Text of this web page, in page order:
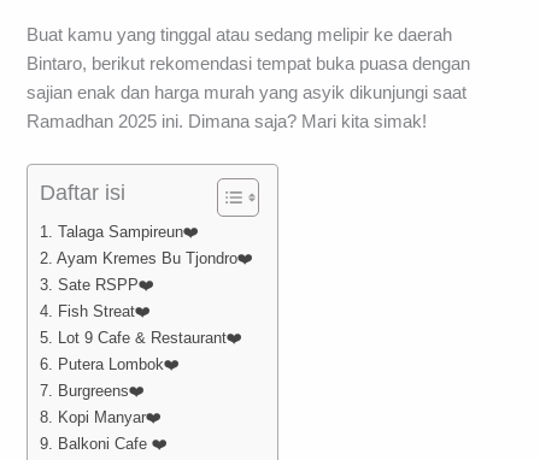
Buat kamu yang tinggal atau sedang melipir ke daerah
Bintaro, berikut rekomendasi tempat buka puasa dengan
sajian enak dan harga murah yang asyik dikunjungi saat
Ramadhan 2025 ini. Dimana saja? Mari kita simak!
Daftar isi
1. Talaga Sampireun❤️
2. Ayam Kremes Bu Tjondro❤️
3. Sate RSPP❤️
4. Fish Streat❤️
5. Lot 9 Cafe & Restaurant❤️
6. Putera Lombok❤️
7. Burgreens❤️
8. Kopi Manyar❤️
9. Balkoni Cafe ❤️